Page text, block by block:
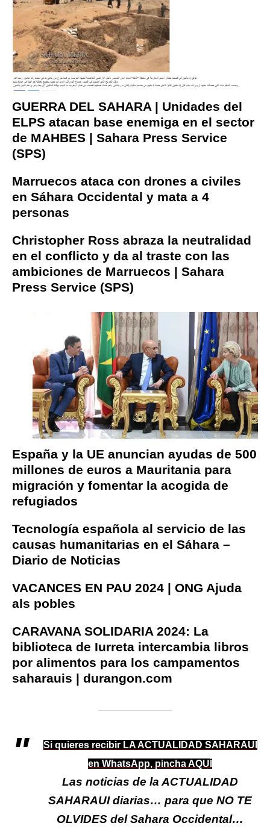
GUERRA DEL SAHARA | Unidades del
ELPS atacan base enemiga en el sector
de MAHBES | Sahara Press Service
(SPS)
Marruecos ataca con drones a civiles
en Sáhara Occidental y mata a 4
personas
Christopher Ross abraza la neutralidad
en el conflicto y da al traste con las
ambiciones de Marruecos | Sahara
Press Service (SPS)
España y la UE anuncian ayudas de 500
millones de euros a Mauritania para
migración y fomentar la acogida de
refugiados
Tecnología española al servicio de las
causas humanitarias en el Sáhara –
Diario de Noticias
VACANCES EN PAU 2024 | ONG Ajuda
als pobles
CARAVANA SOLIDARIA 2024: La
biblioteca de Iurreta intercambia libros
por alimentos para los campamentos
saharauis | durangon.com
Si quieres recibir LA ACTUALIDAD SAHARAUI
en WhatsApp, pincha AQUÍ
Las noticias de la ACTUALIDAD
SAHARAUI diarias… para que NO TE
OLVIDES del Sahara Occidental…